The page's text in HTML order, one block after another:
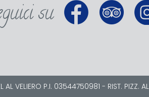
su
AL VELIERO P.I. 03544750981 - RIST. PIZZ.